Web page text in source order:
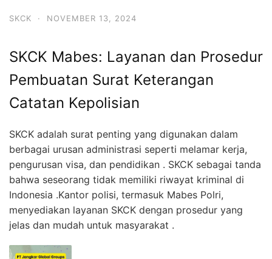
SKCK · NOVEMBER 13, 2024
SKCK Mabes: Layanan dan Prosedur
Pembuatan Surat Keterangan
Catatan Kepolisian
SKCK adalah surat penting yang digunakan dalam
berbagai urusan administrasi seperti melamar kerja,
pengurusan visa, dan pendidikan . SKCK sebagai tanda
bahwa seseorang tidak memiliki riwayat kriminal di
Indonesia .Kantor polisi, termasuk Mabes Polri,
menyediakan layanan SKCK dengan prosedur yang
jelas dan mudah untuk masyarakat .